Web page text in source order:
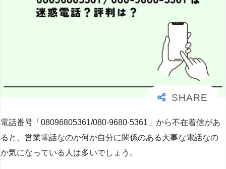
電話番号「08096805361/080-9680-5361」から不在着信があ
ると、営業電話なのか何か自分に関係のある大事な電話なの
か気になっている人は多いでしょう。